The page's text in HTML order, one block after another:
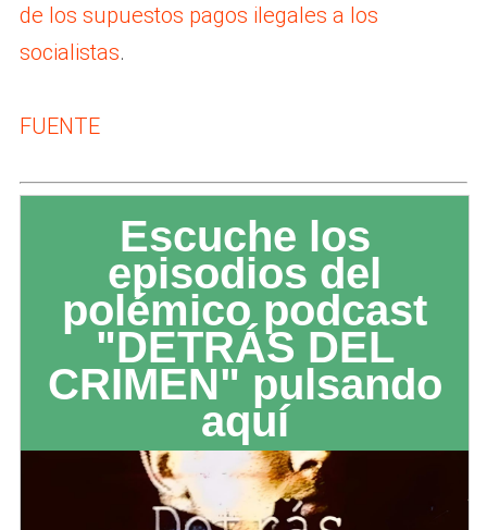
de los supuestos pagos ilegales a los
socialistas.
FUENTE
Escuche los
episodios del
polémico podcast
"DETRÁS DEL
CRIMEN" pulsando
aquí